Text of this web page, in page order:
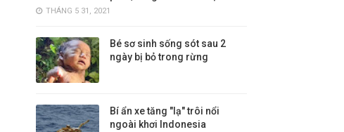
THÁNG 5 31, 2021
Bé sơ sinh sống sót sau 2
ngày bị bỏ trong rừng
Bí ẩn xe tăng "lạ" trôi nổi
ngoài khơi Indonesia